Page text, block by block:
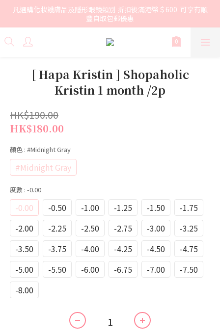
凡選購化妝護膚品及隱形眼鏡類別 折扣後滿港幣＄600  可享有順
豐自取包郵優惠
[ Hapa Kristin ] Shopaholic
Kristin 1 month /2p
HK$190.00
HK$180.00
顏色 : #Midnight Gray
#Midnight Gray
度數 : -0.00
-0.00 -0.50 -1.00 -1.25 -1.50
-1.75
-2.00
-2.25 -2.50 -2.75 -3.00
-3.25
-3.50
-3.75 -4.00 -4.25 -4.50
-4.75
-5.00
-5.50 -6.00 -6.75 -7.00
-7.50
-8.00